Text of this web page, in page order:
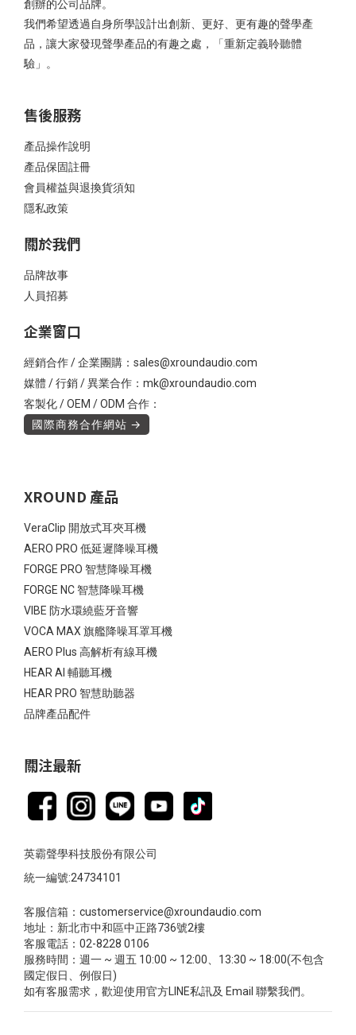
創辦的公司品牌。
我們希望透過自身所學設計出創新、更好、更有趣的聲學產
品，讓大家發現聲學產品的有趣之處，「重新定義聆聽體
驗」。
售後服務
產品操作說明
產品保固註冊
會員權益與退換貨須知
隱私政策
關於我們
品牌故事
人員招募
企業窗口
經銷合作 / 企業團購：sales@xroundaudio.com
媒體 / 行銷 / 異業合作：mk@xroundaudio.com
客製化 / OEM / ODM 合作：
國際商務合作網站 →
XROUND 產品
VeraClip 開放式耳夾耳機
AERO PRO 低延遲降噪耳機
FORGE PRO 智慧降噪耳機
FORGE NC 智慧降噪耳機
VIBE 防水環繞藍牙音響
VOCA MAX 旗艦降噪耳罩耳機
AERO Plus 高解析有線耳機
HEAR AI 輔聽耳機
HEAR PRO 智慧助聽器
品牌產品配件
關注最新
英霸聲學科技股份有限公司
統一編號:24734101
客服信箱：customerservice@xroundaudio.com
地址：新北市中和區中正路736號2樓
客服電話：02-8228 0106
服務時間：週一 ~ 週五 10:00 ~ 12:00、13:30 ~ 18:00(不包含
國定假日、例假日)
如有客服需求，歡迎使用官方LINE私訊及 Email 聯繫我們。